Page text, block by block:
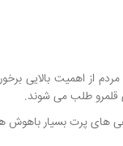
از اهمیت بالایی
قلمرو طلب می شوند.